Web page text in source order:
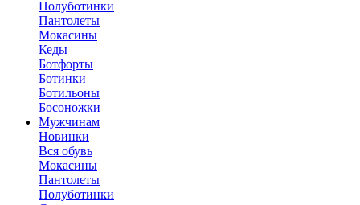
Полуботинки
Пантолеты
Мокасины
Кеды
Ботфорты
Ботинки
Ботильоны
Босоножки
Мужчинам
Новинки
Вся обувь
Мокасины
Пантолеты
Полуботинки